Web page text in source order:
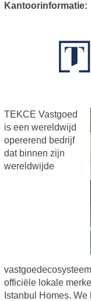
Kantoorinformatie:
TEKCE Vastgoed
is een wereldwijd
opererend bedrijf
dat binnen zijn
wereldwijde
officiële lokale
Istanbul Homes.